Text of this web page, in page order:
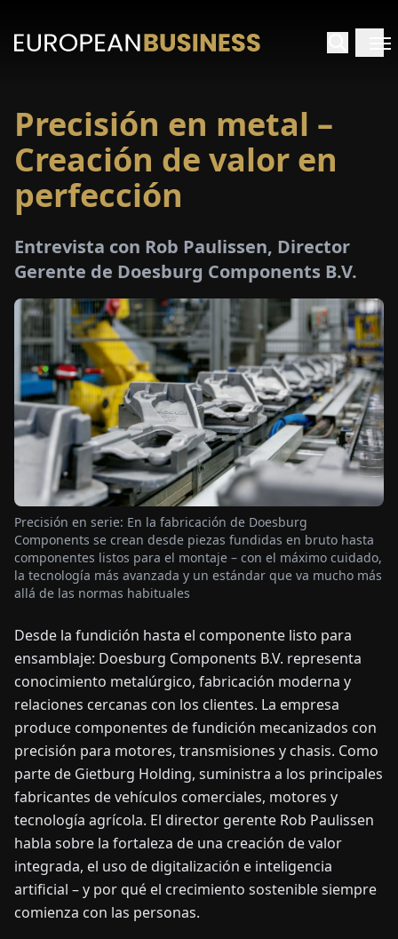
PAPEL
ENDEFRESITNLPLHU
CONTÁCTENOS
Precisión en metal –
Creación de valor en
perfección
Entrevista con Rob Paulissen, Director
Gerente de Doesburg Components B.V.
Precisión en serie: En la fabricación de Doesburg
Components se crean desde piezas fundidas en bruto hasta
componentes listos para el montaje – con el máximo cuidado,
la tecnología más avanzada y un estándar que va mucho más
allá de las normas habituales
Desde la fundición hasta el componente listo para
ensamblaje: Doesburg Components B.V. representa
conocimiento metalúrgico, fabricación moderna y
relaciones cercanas con los clientes. La empresa
produce componentes de fundición mecanizados con
precisión para motores, transmisiones y chasis. Como
parte de Gietburg Holding, suministra a los principales
fabricantes de vehículos comerciales, motores y
tecnología agrícola. El director gerente Rob Paulissen
habla sobre la fortaleza de una creación de valor
integrada, el uso de digitalización e inteligencia
artificial – y por qué el crecimiento sostenible siempre
comienza con las personas.